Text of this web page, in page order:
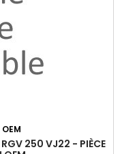
250 VJ22 - PIÈCE